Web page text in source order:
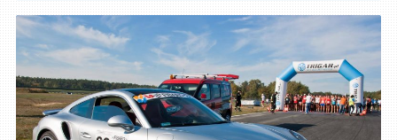
14 października 2019